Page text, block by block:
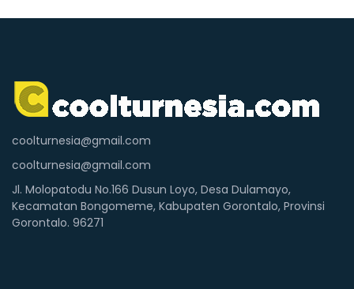
coolturnesia@gmail.com
coolturnesia@gmail.com
Jl. Molopatodu No.166 Dusun Loyo, Desa Dulamayo,
Kecamatan Bongomeme, Kabupaten Gorontalo, Provinsi
Gorontalo. 96271